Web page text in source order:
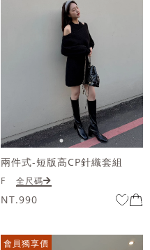
兩件式-短版高CP針織套組
F 全尺碼
NT.990
會員獨享價